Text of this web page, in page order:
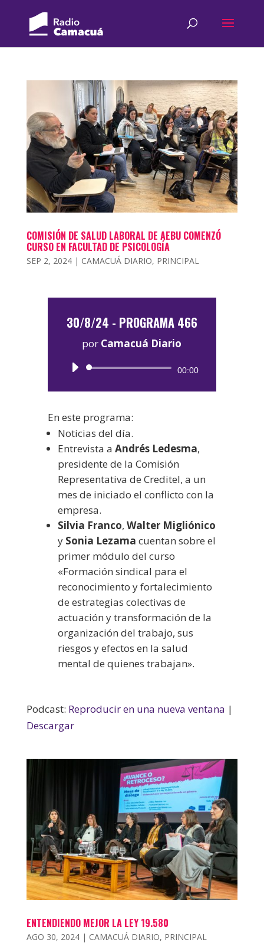
COMISIÓN DE SALUD LABORAL DE AEBU COMENZÓ
CURSO EN FACULTAD DE PSICOLOGÍA
SEP 2, 2024| CAMACUÁ DIARIO, PRINCIPAL
30/8/24 - PROGRAMA 466
por Camacuá Diario
Reproductor
00:00
En este programa:
Noticias del día.
Entrevista a Andrés Ledesma,
presidente de la Comisión
Representativa de Creditel, a un
mes de iniciado el conflicto con la
empresa.
Silvia Franco, Walter Migliónico
y Sonia Lezama cuentan sobre el
primer módulo del curso
«Formación sindical para el
reconocimiento y fortalecimiento
de estrategias colectivas de
actuación y transformación de la
organización del trabajo, sus
riesgos y efectos en la salud
mental de quienes trabajan».
Podcast: Reproducir en una nueva ventana |
Descargar
ENTENDIENDO MEJOR LA LEY 19.580
AGO 30, 2024| CAMACUÁ DIARIO, PRINCIPAL